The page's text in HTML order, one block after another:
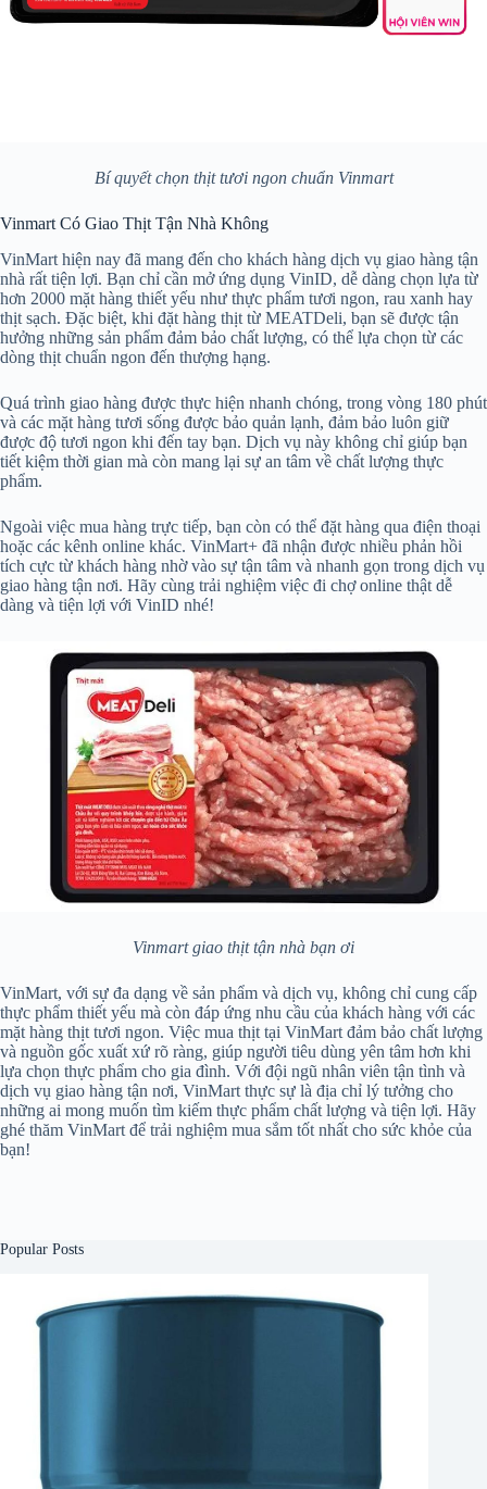
Bí quyết chọn thịt tươi ngon chuẩn Vinmart
Vinmart Có Giao Thịt Tận Nhà Không
VinMart hiện nay đã mang đến cho khách hàng dịch vụ giao hàng tận
nhà rất tiện lợi. Bạn chỉ cần mở ứng dụng VinID, dễ dàng chọn lựa từ
hơn 2000 mặt hàng thiết yếu như thực phẩm tươi ngon, rau xanh hay
thịt sạch. Đặc biệt, khi đặt hàng thịt từ MEATDeli, bạn sẽ được tận
hưởng những sản phẩm đảm bảo chất lượng, có thể lựa chọn từ các
dòng thịt chuẩn ngon đến thượng hạng.
Quá trình giao hàng được thực hiện nhanh chóng, trong vòng 180 phút
và các mặt hàng tươi sống được bảo quản lạnh, đảm bảo luôn giữ
được độ tươi ngon khi đến tay bạn. Dịch vụ này không chỉ giúp bạn
tiết kiệm thời gian mà còn mang lại sự an tâm về chất lượng thực
phẩm.
Ngoài việc mua hàng trực tiếp, bạn còn có thể đặt hàng qua điện thoại
hoặc các kênh online khác. VinMart+ đã nhận được nhiều phản hồi
tích cực từ khách hàng nhờ vào sự tận tâm và nhanh gọn trong dịch vụ
giao hàng tận nơi. Hãy cùng trải nghiệm việc đi chợ online thật dễ
dàng và tiện lợi với VinID nhé!
Vinmart giao thịt tận nhà bạn ơi
VinMart, với sự đa dạng về sản phẩm và dịch vụ, không chỉ cung cấp
thực phẩm thiết yếu mà còn đáp ứng nhu cầu của khách hàng với các
mặt hàng thịt tươi ngon. Việc mua thịt tại VinMart đảm bảo chất lượng
và nguồn gốc xuất xứ rõ ràng, giúp người tiêu dùng yên tâm hơn khi
lựa chọn thực phẩm cho gia đình. Với đội ngũ nhân viên tận tình và
dịch vụ giao hàng tận nơi, VinMart thực sự là địa chỉ lý tưởng cho
những ai mong muốn tìm kiếm thực phẩm chất lượng và tiện lợi. Hãy
ghé thăm VinMart để trải nghiệm mua sắm tốt nhất cho sức khỏe của
bạn!
Popular Posts